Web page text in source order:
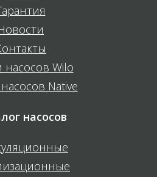
насосов Wilo
Native
насосов